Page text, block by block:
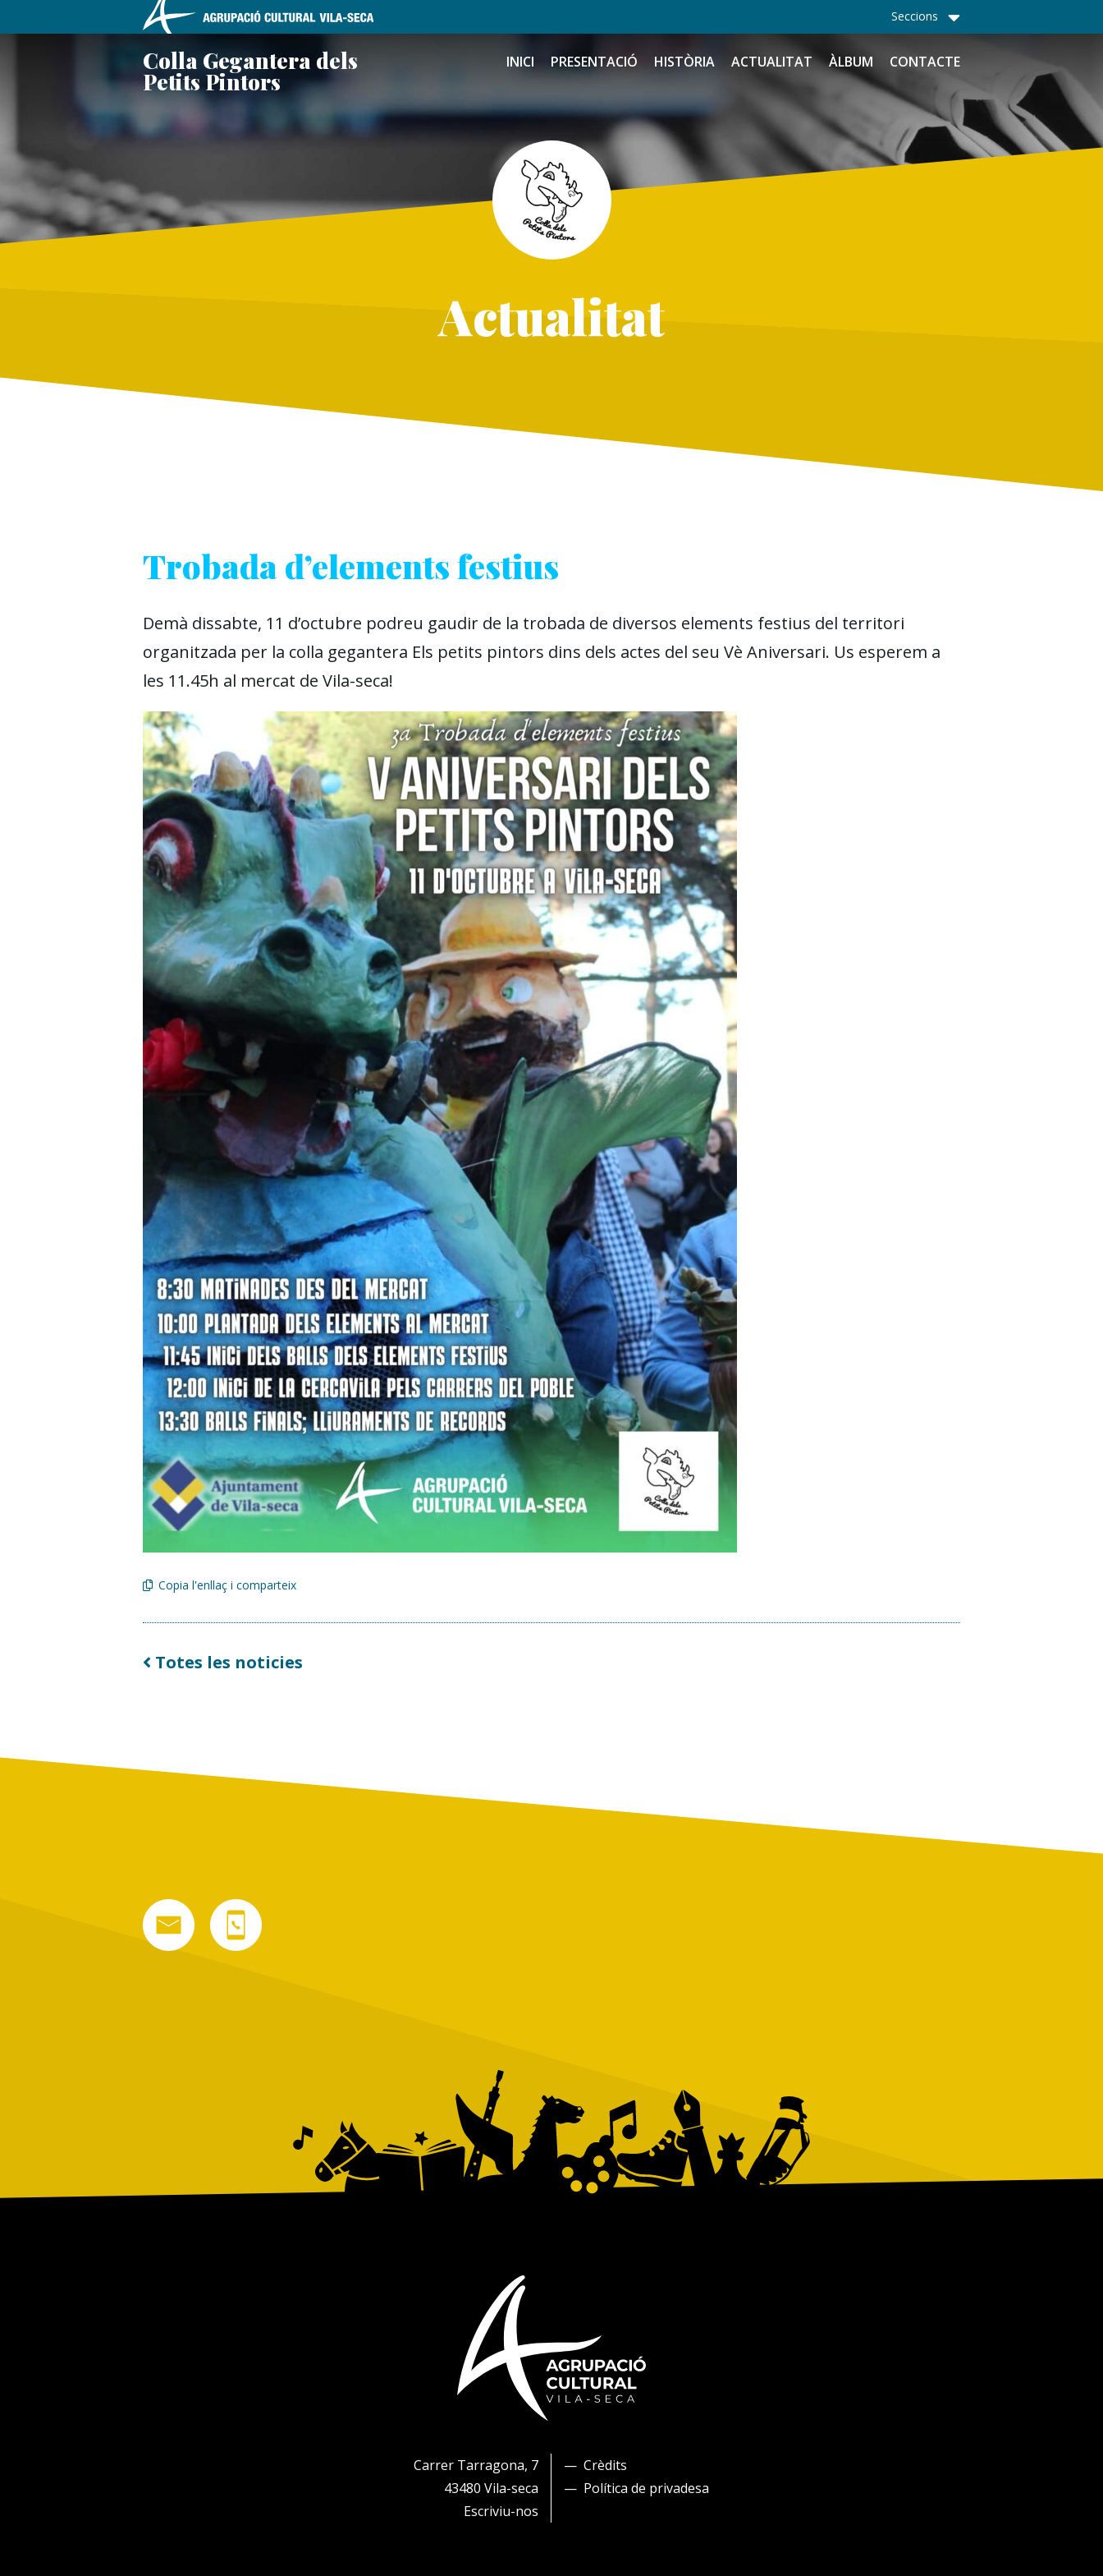
Seccions
Colla Gegantera dels
Petits Pintors
INICI PRESENTACIÓ HISTÒRIA ACTUALITAT ÀLBUM CONTACTE
Actualitat
Trobada d’elements festius
Demà dissabte, 11 d’octubre podreu gaudir de la trobada de diversos elements festius del territori
organitzada per la colla gegantera Els petits pintors dins dels actes del seu Vè Aniversari. Us esperem a
les 11.45h al mercat de Vila-seca!
Copia l'enllaç i comparteix
Totes les noticies
Carrer Tarragona, 7
43480 Vila-seca
Escriviu-nos
Crèdits
Política de privadesa